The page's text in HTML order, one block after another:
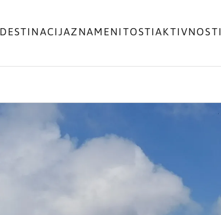
DESTINACIJAZNAMENITOSTIAKTIVNOSTI